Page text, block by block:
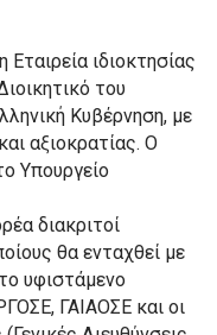
ιδιοκτησίας
του
Κυβέρνηση, με
αξιοκρατίας. Ο
Υπουργείο
διακριτοί
θα ενταχθεί με
υφιστάμενο
ΓΑΙΑΟΣΕ και οι